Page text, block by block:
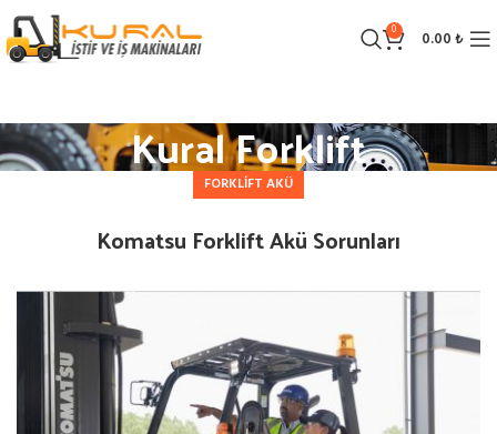
0 0.00₺
Kural Forklift
FORKLIFT AKÜ
Komatsu Forklift Akü Sorunları